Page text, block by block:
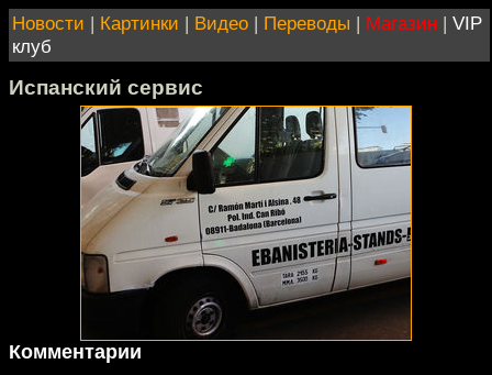
Новости | Картинки | Видео | Переводы | Магазин | VIP
клуб
Испанский сервис
Комментарии